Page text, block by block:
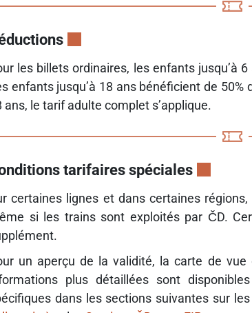
les billets ordinaires, les enfants jusqu’à
enfants jusqu’à 18 ans bénéficient de
ans, le tarif adulte complet s’applique.
tarifaires spéciales
certaines lignes et dans certaines
si les trains sont exploités par ČD.
un aperçu de la validité, la carte de vue
plus détaillées sont
dans les sections suivantes sur les